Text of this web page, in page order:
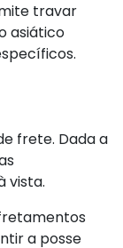
travar
asiático
frete. Dada a
vista.
a posse